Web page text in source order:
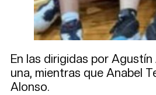
En las dirigidas por
una, mientras que Anabel
Alonso.